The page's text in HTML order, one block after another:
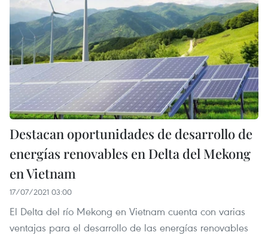
Destacan oportunidades de desarrollo de
energías renovables en Delta del Mekong
en Vietnam
17/07/2021 03:00
El Delta del río Mekong en Vietnam cuenta con varias
ventajas para el desarrollo de las energías renovables